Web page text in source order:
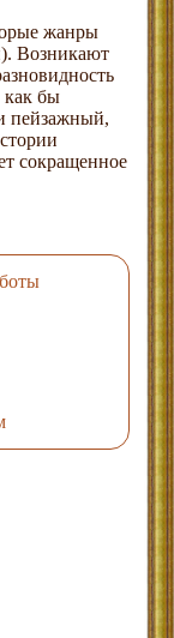
жанры
Возникают
бы
пейзажный,
сокращенное